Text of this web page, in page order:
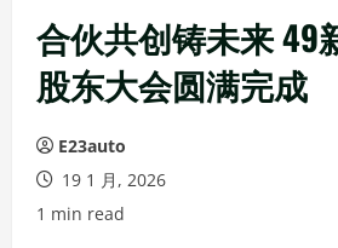
合伙共创铸未来 49
股东大会圆满完成
E23auto
19 1 月, 2026
1 min read